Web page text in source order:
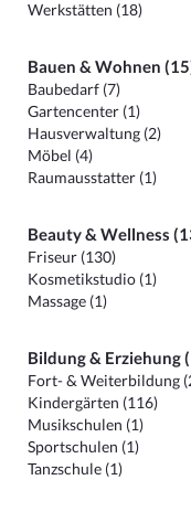
Werkstätten (18)
Bauen & Wohnen
Baubedarf (7)
Gartencenter (1)
Hausverwaltung (2)
Möbel (4)
Raumausstatter (1)
Beauty & Wellness
Friseur (130)
Kosmetikstudio (1)
Massage (1)
Bildung & Erziehung
Fort- & Weiterbildung
Kindergärten (116)
Musikschulen (1)
Sportschulen (1)
Tanzschule (1)